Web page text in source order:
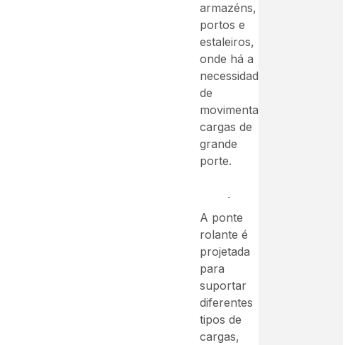
armazéns,
portos e
estaleiros,
onde há a
necessidade
de
movimentar
cargas de
grande
porte.
A ponte
rolante é
projetada
para
suportar
diferentes
tipos de
cargas,